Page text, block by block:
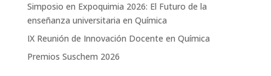
Simposio en Expoquimia 2026: El Futuro de la
enseñanza universitaria en Química
IX Reunión de Innovación Docente en Química
Premios Suschem 2026